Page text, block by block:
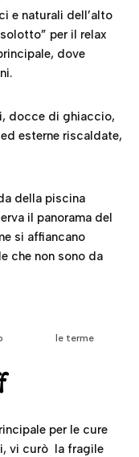
e naturali dell’alto
per il relax
dove
docce di ghiaccio,
esterne riscaldate,
della piscina
il panorama del
si affiancano
che non sono da
le terme
per le cure
vi curò la fragile